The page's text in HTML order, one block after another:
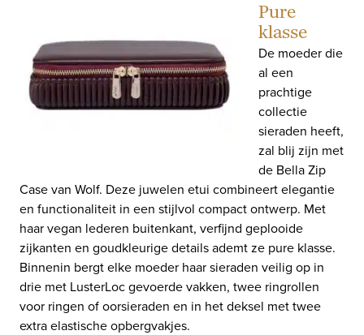
Pure
klasse
De moeder die
al een
prachtige
collectie
sieraden heeft,
zal blij zijn met
de Bella Zip
Case van Wolf. Deze juwelen etui combineert elegantie
en functionaliteit in een stijlvol compact ontwerp. Met
haar vegan lederen buitenkant, verfijnd geplooide
zijkanten en goudkleurige details ademt ze pure klasse.
Binnenin bergt elke moeder haar sieraden veilig op in
drie met LusterLoc gevoerde vakken, twee ringrollen
voor ringen of oorsieraden en in het deksel met twee
extra elastische opbergvakjes.